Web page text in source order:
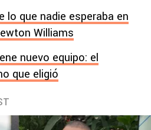
lo que nadie esperaba en
Williams
nuevo equipo: el
que eligió